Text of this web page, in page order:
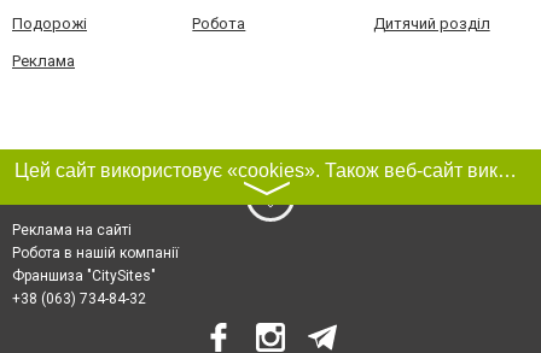
Подорожі Робота Дитячий розділ
Реклама
Цей сайт використовує «cookies». Також веб-сайт використовує інтернет-сервіс для збору технічних даних стосовно відвідувачів з метою отримання маркетингової та статистичної інформації. Умови обробки даних відвідувачів сайту див.
〉
Реклама на сайті
Робота в нашій компанії
Франшиза "CitySites"
+38 (063) 734-84-32